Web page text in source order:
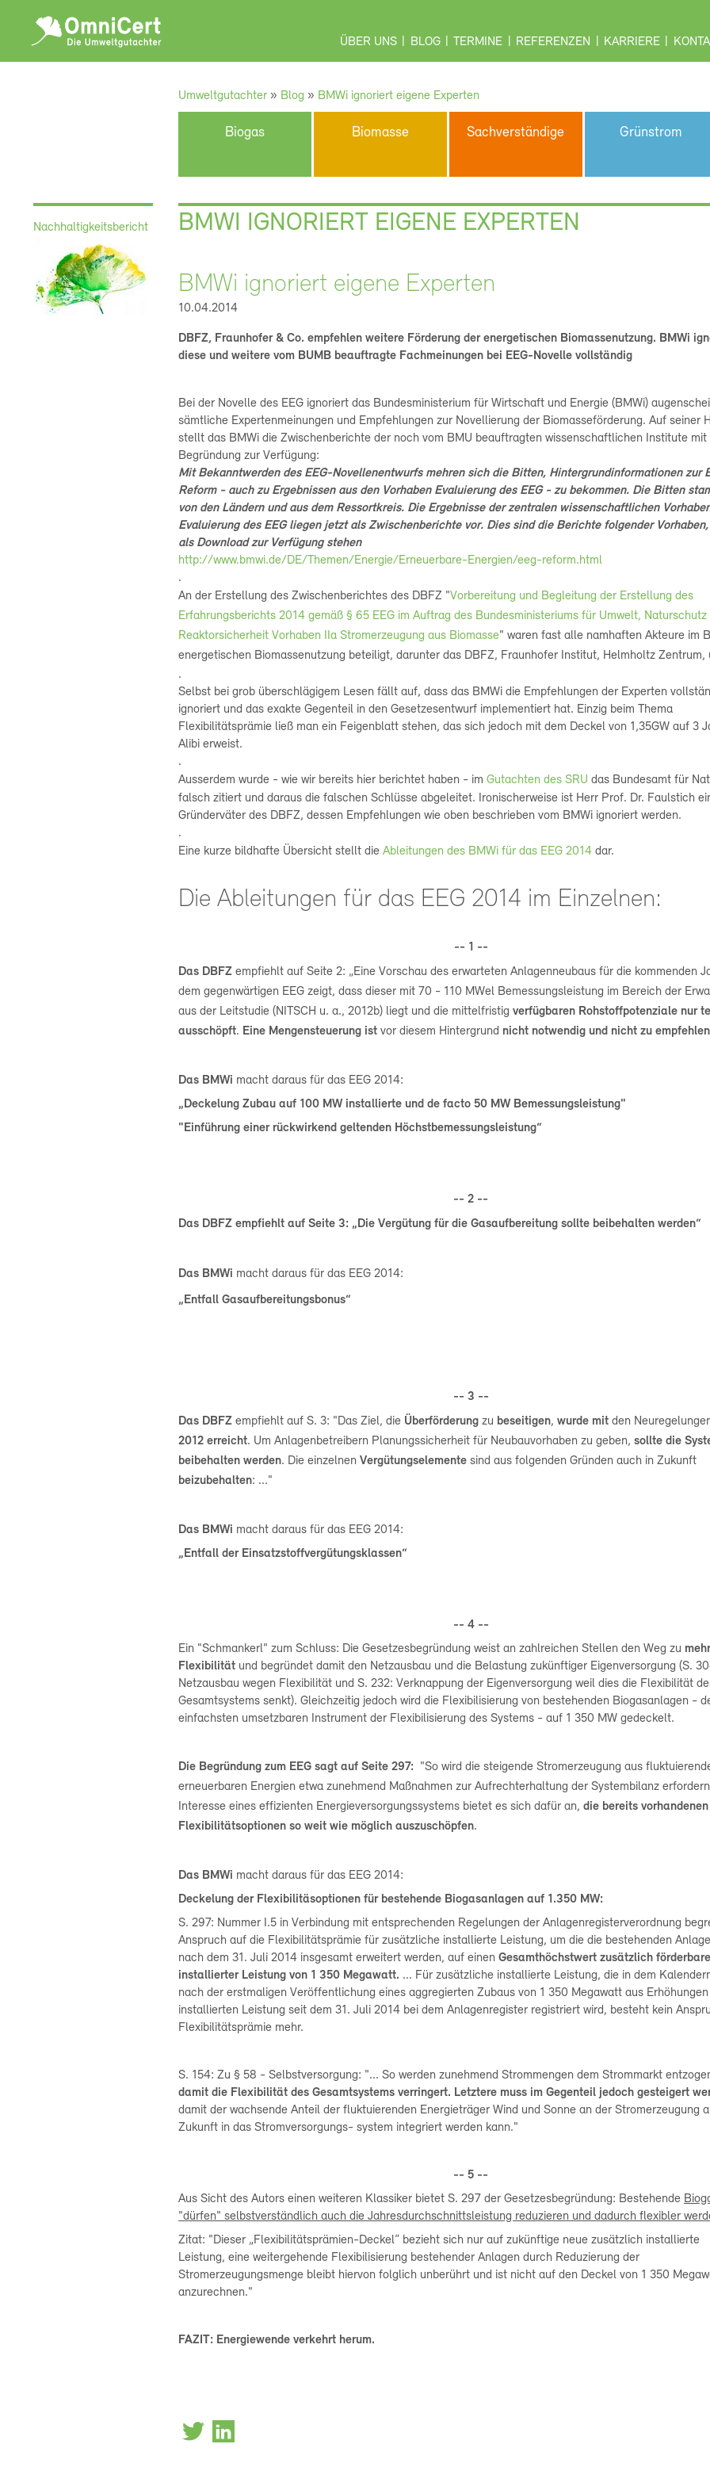
ÜBER UNS BLOG TERMINE REFERENZEN KARRIERE
Umweltgutachter » Blog » BMWi ignoriert eigene Experten
Biogas Biomasse Sachverständige Grünstrom
Nachhaltigkeitsbericht BMWI IGNORIERT EIGENE EXPERTEN
BMWi ignoriert eigene Experten
10.04.2014
DBFZ, Fraunhofer & Co. empfehlen weitere Förderung der energetischen Biomassenutzung. BMWi
diese und weitere vom BUMB beauftragte Fachmeinungen bei EEG-Novelle vollständig
Bei der Novelle des EEG ignoriert das Bundesministerium für Wirtschaft und Energie (BMWi)
sämtliche Expertenmeinungen und Empfehlungen zur Novellierung der Biomasseförderung. Auf seiner
stellt das BMWi die Zwischenberichte der noch vom BMU beauftragten wissenschaftlichen Institute
Begründung zur Verfügung:
Mit Bekanntwerden des EEG-Novellenentwurfs mehren sich die Bitten, Hintergrundinformationen zur
Reform - auch zu Ergebnissen aus den Vorhaben Evaluierung des EEG - zu bekommen. Die Bitten
von den Ländern und aus dem Ressortkreis. Die Ergebnisse der zentralen wissenschaftlichen
Evaluierung des EEGliegen jetzt als Zwischenberichte vor. Dies sind die Berichte folgender
als Download zur Verfügung stehen
http://www.bmwi.de/DE/Themen/Energie/Erneuerbare-Energien/eeg-reform.html
.
An der Erstellung des Zwischenberichtes des DBFZ "Vorbereitung und Begleitung der Erstellung des
Erfahrungsberichts 2014gemäß § 65 EEG im Auftrag des Bundesministeriums für Umwelt, Naturschutz
ReaktorsicherheitVorhaben IIa Stromerzeugung aus Biomasse" waren fast alle namhaften Akteure im
energetischen Biomassenutzung beteiligt, darunter das DBFZ, Fraunhofer Institut, Helmholtz Zentrum,
.
Selbst bei grob überschlägigem Lesen fällt auf, dass das BMWi die Empfehlungen der Experten
ignoriert und das exakte Gegenteil in den Gesetzesentwurf implementiert hat. Einzig beim Thema
Flexibilitätsprämie ließ man ein Feigenblatt stehen, das sich jedoch mit dem Deckel von 1,35GW auf 3
Alibi erweist.
.
Ausserdem wurde - wie wir bereits hier berichtet haben - imGutachten des SRU das Bundesamt für
falsch zitiert und daraus die falschen Schlüsse abgeleitet. Ironischerweise ist Herr Prof. Dr. Faulstich
Gründerväter des DBFZ, dessen Empfehlungen wie oben beschrieben vom BMWi ignoriert werden.
.
Eine kurze bildhafte Übersicht stellt dieAbleitungen des BMWi für das EEG 2014 dar.
Die Ableitungen für das EEG 2014 im Einzelnen:
-- 1 --
Das DBFZ empfiehlt aufSeite 2: „Eine Vorschau des erwarteten Anlagenneubaus für die kommenden
dem gegenwärtigen EEG zeigt, dass dieser mit 70 - 110 MWel Bemessungsleistung im Bereich der
aus der Leitstudie (NITSCH u. a., 2012b) liegt und die mittelfristigverfügbaren Rohstoffpotenziale nur
ausschöpft. Eine Mengensteuerung ist vor diesem Hintergrund nicht notwendig und nicht zu empfehlen
Das BMWi macht daraus für das EEG 2014:
„Deckelung Zubau auf 100 MW installierte und de facto 50 MW Bemessungsleistung"
"Einführung einer rückwirkend geltenden Höchstbemessungsleistung“
-- 2 --
Das DBFZ empfiehlt aufSeite 3: „DieVergütung für die Gasaufbereitung sollte beibehalten werden“
Das BMWi macht daraus für das EEG 2014:
„Entfall Gasaufbereitungsbonus“
-- 3 --
Das DBFZ empfiehlt aufS. 3: "Das Ziel, die Überförderung zu beseitigen,wurde mit den
2012 erreicht. Um Anlagenbetreibern Planungssicherheit für Neubauvorhaben zu geben,sollte die
beibehalten werden. Die einzelnenVergütungselemente sind aus folgenden Gründen auch in Zukunft
beizubehalten: ..."
Das BMWi macht daraus für das EEG 2014:
„Entfall der Einsatzstoffvergütungsklassen“
-- 4 --
Ein "Schmankerl" zum Schluss: Die Gesetzesbegründung weist an zahlreichen Stellen den Weg zu
Flexibilität und begründet damit den Netzausbau und die Belastung zukünftiger Eigenversorgung (S.
Netzausbau wegen Flexibilität und S. 232: Verknappung der Eigenversorgung weil dies die Flexibilität
Gesamtsystems senkt). Gleichzeitig jedoch wird die Flexibilisierung von bestehenden Biogasanlagen -
einfachsten umsetzbaren Instrument der Flexibilisierung des Systems - auf 1 350 MW gedeckelt.
Die Begründung zum EEG sagt auf Seite 297: "So wird die steigende Stromerzeugung aus
erneuerbaren Energien etwa zunehmend Maßnahmen zur Aufrechterhaltung der Systembilanz
Interesse eines effizienten Energieversorgungssystems bietet es sich dafür an,die bereits vorhandenen
Flexibilitätsoptionen so weit wie möglich auszuschöpfen.
Das BMWi macht daraus für das EEG 2014:
Deckelung der Flexibilitäsoptionen für bestehende Biogasanlagen auf 1.350 MW:
S. 297: Nummer I.5 in Verbindung mit entsprechenden Regelungen der Anlagenregisterverordnung
Anspruch auf die Flexibilitätsprämie für zusätzliche installierte Leistung, um die die bestehenden
nach dem 31. Juli 2014 insgesamt erweitert werden, auf einenGesamthöchstwert zusätzlich
installierter Leistung von 1 350 Megawatt. ... Für zusätzliche installierte Leistung, die in dem
nach der erstmaligen Veröffentlichung eines aggregierten Zubaus von 1 350 Megawatt aus
installierten Leistung seit dem 31. Juli 2014 bei dem Anlagenregister registriert wird, besteht kein
Flexibilitätsprämie mehr.
S. 154: Zu § 58 - Selbstversorgung: "... So werden zunehmend Strommengen dem Strommarkt
damit die Flexibilität des Gesamtsystems verringert. Letztere muss im Gegenteil jedoch gesteigert
damit der wachsende Anteil der fluktuierenden Energieträger Wind und Sonne an der Stromerzeugung
Zukunft in das Stromversorgungs- system integriert werden kann."
-- 5 --
Aus Sicht des Autors einen weiteren Klassiker bietet S. 297 der Gesetzesbegründung: Bestehende
"dürfen" selbstverständlich auch die Jahresdurchschnittsleistung reduzieren und dadurch flexibler
Zitat: "Dieser „Flexibilitätsprämien-Deckel“ bezieht sich nur auf zukünftige neue zusätzlich installierte
Leistung, eine weitergehende Flexibilisierung bestehender Anlagen durch Reduzierung der
Stromerzeugungsmenge bleibt hiervon folglich unberührt und ist nicht auf den Deckel von 1 350
anzurechnen."
FAZIT: Energiewende verkehrt herum.